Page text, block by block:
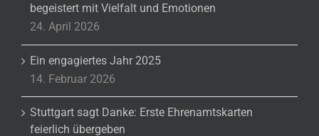
begeistert mit Vielfalt und Emotionen
24. April 2026
Ein engagiertes Jahr 2025
14. Februar 2026
Stuttgart sagt Danke: Erste Ehrenamtskarten
feierlich übergeben